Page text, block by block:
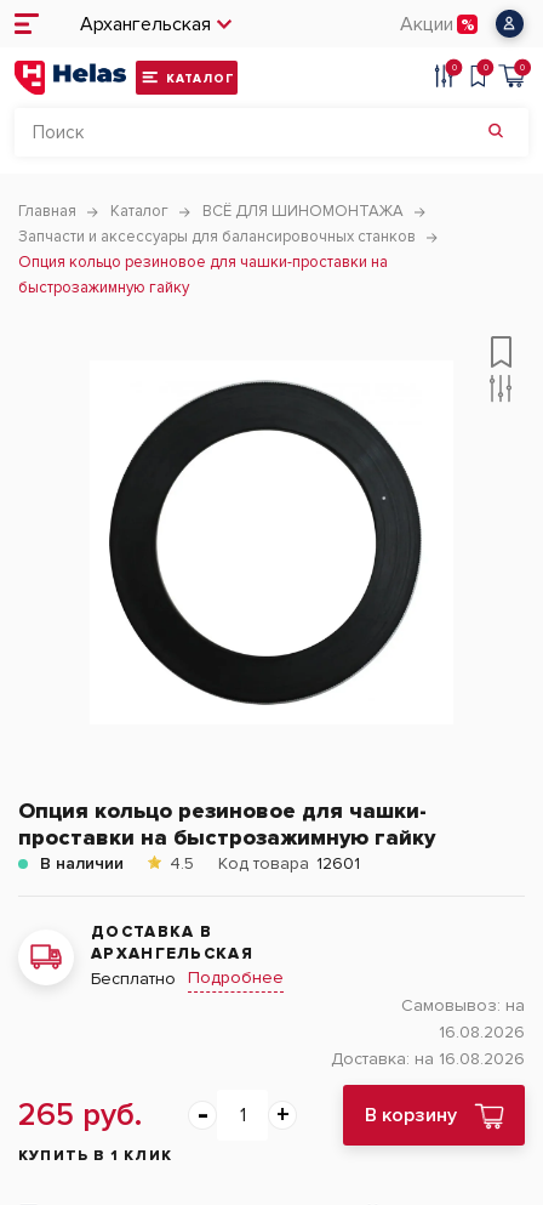
Архангельская Акции
КАТАЛОГ
0 0 0
Главная Каталог
ВСЁ ДЛЯ ШИНОМОНТАЖА
Запчасти и аксессуары для балансировочных станков
Опция кольцо резиновое для чашки-проставки на
быстрозажимную гайку
Опция кольцо резиновое для чашки-
проставки на быстрозажимную гайку
В наличии 4.5 Код товара 12601
ДОСТАВКА В
АРХАНГЕЛЬСКАЯ
Бесплатно
Подробнее
Самовывоз: на
16.08.2026
Доставка: на 16.08.2026
265 руб. В корзину
КУПИТЬ В 1 КЛИК